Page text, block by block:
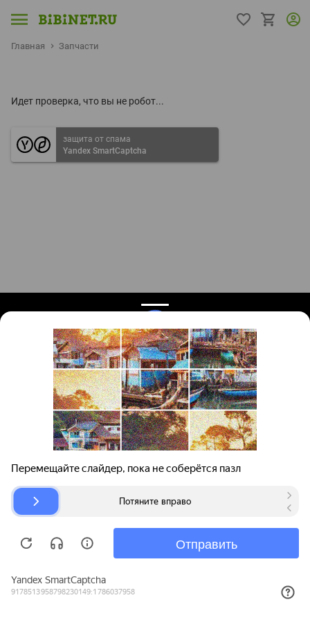
Главная Запчасти
Идет проверка, что вы не робот...
защита от спама
Yandex SmartCaptcha
Поиск запчастей
Для автокомпаний
Авторазборки
О проекте
Помощь
Карта сайта
© bibinet.ru - система поиска запчастей,
Copyright 2010-2026 Все права защищены